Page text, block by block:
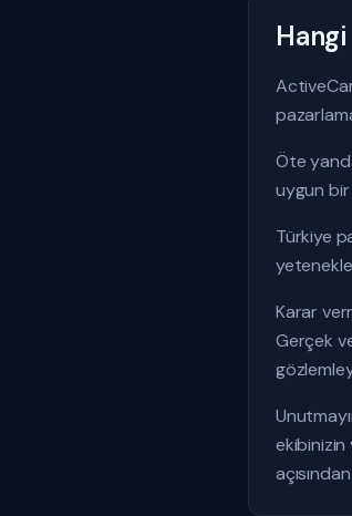
Öte
uygun bir
Türkiye
Karar
Gerçek
ekibinizin